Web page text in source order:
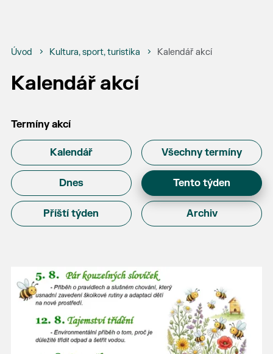
Úvod Kultura, sport, turistika Kalendář akcí
Kalendář akcí
Termíny akcí
Kalendář Všechny termíny
Dnes Tento týden
Příští týden Archiv